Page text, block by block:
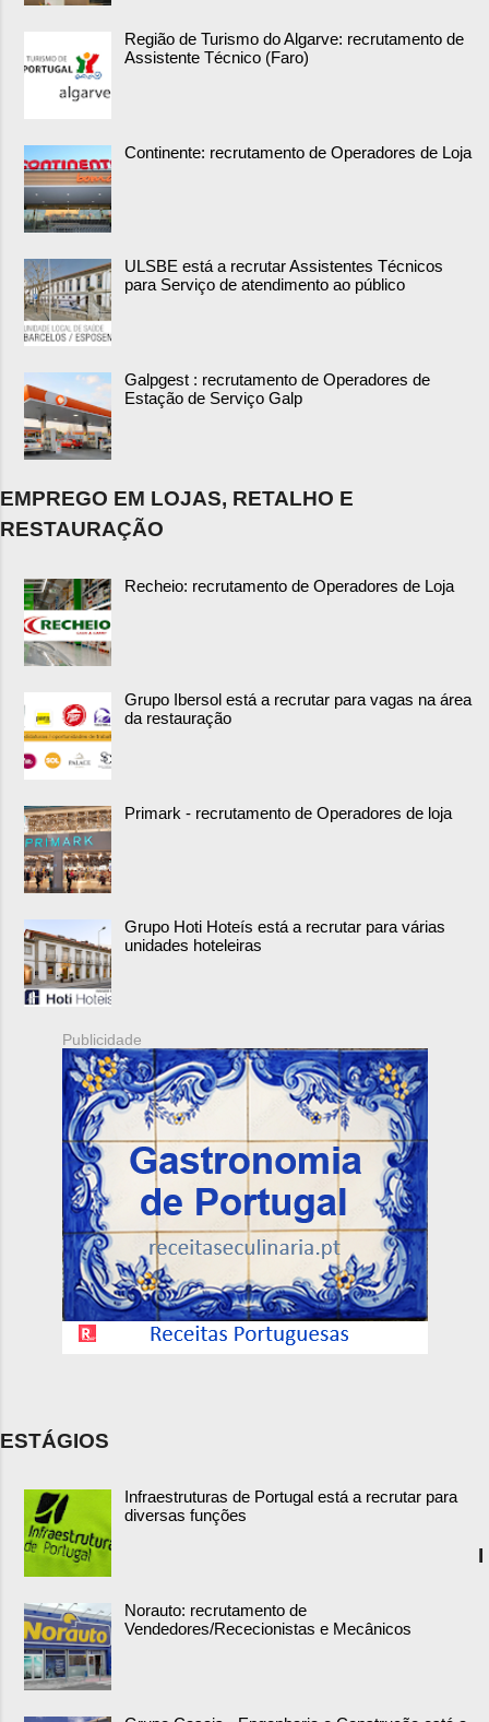
Região de Turismo do Algarve: recrutamento de
Assistente Técnico (Faro)
Continente: recrutamento de Operadores de Loja
ULSBE está a recrutar Assistentes Técnicos
para Serviço de atendimento ao público
Galpgest : recrutamento de Operadores de
Estação de Serviço Galp
EMPREGO EM LOJAS, RETALHO E
RESTAURAÇÃO
Recheio: recrutamento de Operadores de Loja
Grupo Ibersol está a recrutar para vagas na área
da restauração
Primark - recrutamento de Operadores de loja
Grupo Hoti Hoteís está a recrutar para várias
unidades hoteleiras
Publicidade
ESTÁGIOS
Infraestruturas de Portugal está a recrutar para
diversas funções
Norauto: recrutamento de
Vendedores/Rececionistas e Mecânicos
I